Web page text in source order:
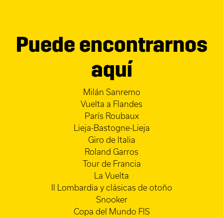
Puede encontrarnos
aquí
Milán Sanremo
Vuelta a Flandes
París Roubaux
Lieja-Bastogne-Lieja
Giro de Italia
Roland Garros
Tour de Francia
La Vuelta
Il Lombardia y clásicas de otoño
Snooker
Copa del Mundo FIS